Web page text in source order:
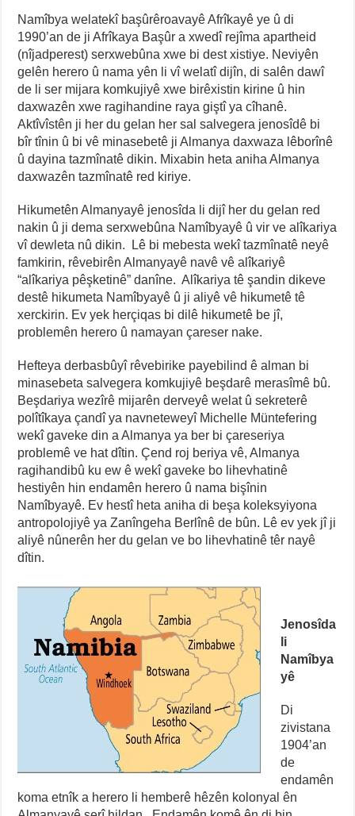
Namîbya welatekî başûrêroavayê Afrîkayê ye û di
1990’an de ji Afrîkaya Başûr a xwedî rejîma apartheid
(nîjadperest) serxwebûna xwe bi dest xistiye. Neviyên
gelên herero û nama yên li vî welatî dijîn, di salên dawî
de li ser mijara komkujiyê xwe birêxistin kirine û hin
daxwazên xwe ragihandine raya giştî ya cîhanê.
Aktîvîstên ji her du gelan her sal salvegera jenosîdê bi
bîr tînin û bi vê minasebetê ji Almanya daxwaza lêborînê
û dayina tazmînatê dikin. Mixabin heta aniha Almanya
daxwazên tazmînatê red kiriye.
Hikumetên Almanyayê jenosîda li dijî her du gelan red
nakin û ji dema serxwebûna Namîbyayê û vir ve alîkariya
vî dewleta nû dikin. Lê bi mebesta wekî tazmînatê neyê
famkirin, rêvebirên Almanyayê navê vê alîkariyê
“alîkariya pêşketinê” danîne. Alîkariya tê şandin dikeve
destê hikumeta Namîbyayê û ji aliyê vê hikumetê tê
xerckirin. Ev yek herçiqas bi dilê hikumetê be jî,
problemên herero û namayan çareser nake.
Hefteya derbasbûyî rêvebirike payebilind ê alman bi
minasebeta salvegera komkujiyê beşdarê merasîmê bû.
Beşdariya wezîrê mijarên derveyê welat û sekreterê
polîtîkaya çandî ya navneteweyî Michelle Müntefering
wekî gaveke din a Almanya ya ber bi çareseriya
problemê ve hat dîtin. Çend roj beriya vê, Almanya
ragihandibû ku ew ê wekî gaveke bo lihevhatinê
hestiyên hin endamên herero û nama bişînin
Namîbyayê. Ev hestî heta aniha di beşa koleksyiyona
antropolojiyê ya Zanîngeha Berlînê de bûn. Lê ev yek jî ji
aliyê nûnerên her du gelan ve bo lihevhatinê têr nayê
dîtin.
Jenosîda
li
Namîbya
yê
Di
zivistana
1904’an
de
endamên
koma etnîk a herero li hemberê hêzên kolonyal ên